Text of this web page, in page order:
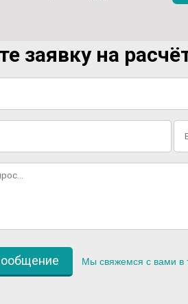
заявку на
Мы свяжемся с вами в